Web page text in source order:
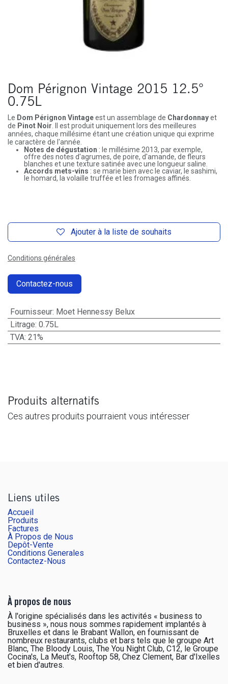
Dom Pérignon Vintage 2015 12.5°
0.75L
Le Dom Pérignon Vintageest un assemblage de Chardonnayet
de Pinot Noir . Il est produit uniquement lors des meilleures
années, chaque millésime étant une création unique qui exprime
le caractère de l'année.
Notes de dégustation : le millésime 2013, par exemple,
offre des notes d'agrumes, de poire, d'amande, de fleurs
blanches et une texture satinée avec une longueur saline.
Accords mets-vins : se marie bien avec le caviar, le sashimi,
le homard, la volaille truffée et les fromages affinés.
Ajouter à la liste de souhaits
Conditions générales
Contactez-nous
Fournisseur: Moet Hennessy Belux
Litrage: 0.75L
TVA: 21%
Produits alternatifs
Ces autres produits pourraient vous intéresser
Liens utiles
Accueil
Produits
Factures
À Propos de Nous
Depôt-Vente
Conditions Generales
Contactez-Nous
À propos de nous
À l'origine spécialisés dans les activités « business to
business », nous nous sommes rapidement implantés à
Bruxelles et dans le Brabant Wallon, en fournissant de
nombreux restaurants, clubs et bars tels que le groupe Art
Blanc, The Bloody Louis, The You Night Club, C12, le Groupe
Cocina's, La Meut's, Rooftop 58, Chez Clement, Bar d'Ixelles
et bien d'autres.